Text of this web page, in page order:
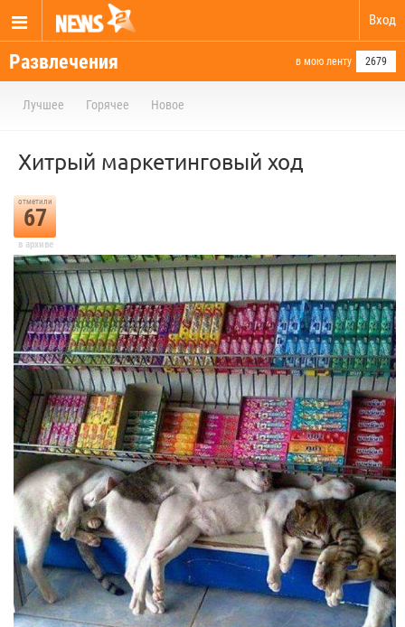
Вход
Развлечения в мою ленту 2679
Лучшее Горячее Новое
Хитрый маркетинговый ход
отметили
67
в архиве